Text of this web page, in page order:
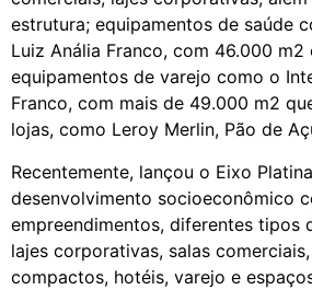
estrutura; equipamentos de saúde
Luiz Anália Franco, com 46.000 m2
equipamentos de varejo como o
Franco, com mais de 49.000 m2
lojas, como Leroy Merlin, Pão de
Recentemente, lançou o Eixo
desenvolvimento socioeconômico
empreendimentos, diferentes tipos
lajes corporativas, salas
compactos, hotéis, varejo e